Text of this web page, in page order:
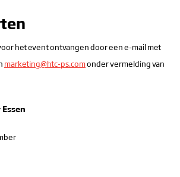
het event ontvangen door een e-mail met
marketing@htc-ps.comonder vermelding van